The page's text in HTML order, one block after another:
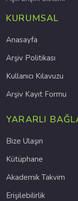
KURUMSAL
Anasayfa
Arşiv Politikası
Kullanıcı Kılavuzu
Arşiv Kayıt Formu
YARARLI
Bize Ulaşın
Kütüphane
Akademik Takvim
Erişilebilirlik